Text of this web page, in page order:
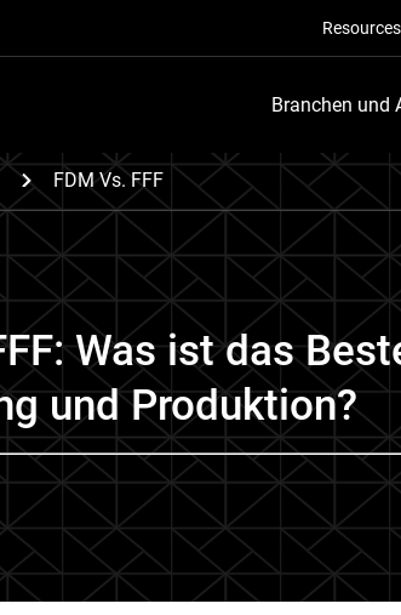
Resources
Branchen und
FDM Vs. FFF
Was ist das
und Produktion?